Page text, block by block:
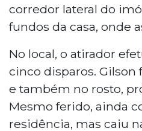
corredor lateral do
fundos da casa, onde
No local, o atirador
cinco disparos.
e também no rosto,
Mesmo ferido, ainda
residência, mas caiu